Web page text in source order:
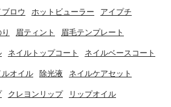
ブロウ ホットビューラー アイプチ
眉ティント 眉毛テンプレート
ネイルトップコート ネイルベースコート
ルオイル 除光液 ネイルケアセット
クレヨンリップ リップオイル